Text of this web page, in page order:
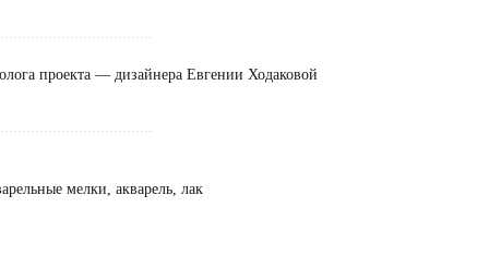
проекта — дизайнера Евгении Ходаковой
мелки, акварель, лак